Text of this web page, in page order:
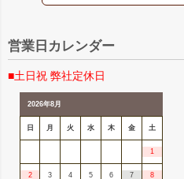
営業日カレンダー
■土日祝 弊社定休日
2026年8月
日 月 火 水 木 金 土
1
2 3 4 5 6 7 8